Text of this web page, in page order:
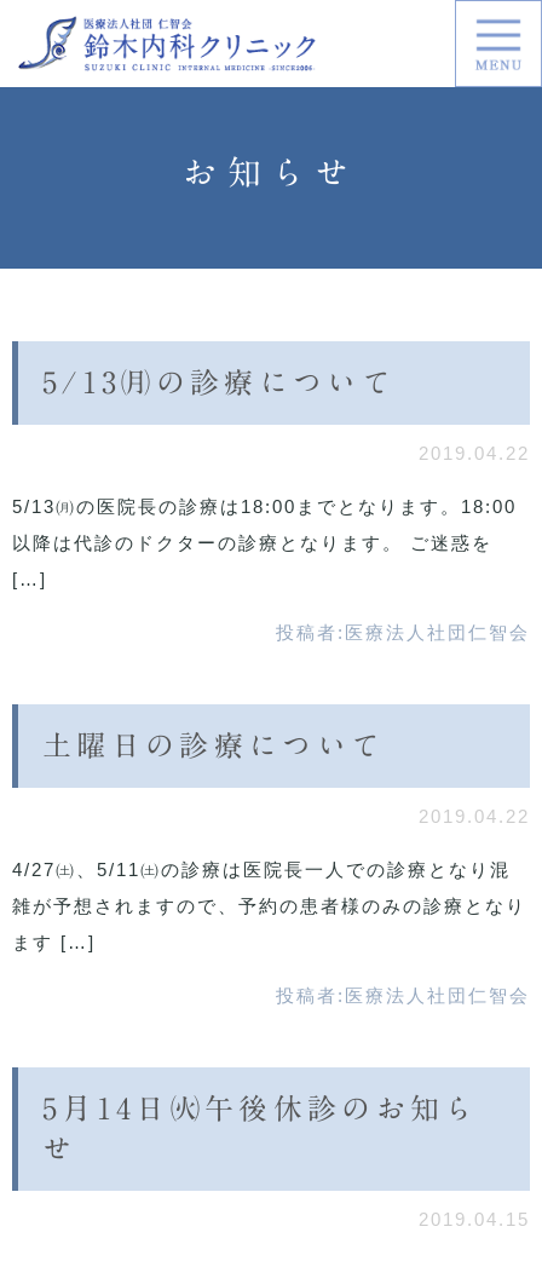
お知らせ
5/13㈪の診療について
2019.04.22
5/13㈪の医院長の診療は18:00までとなります。18:00
以降は代診のドクターの診療となります。 ご迷惑を
[…]
投稿者: 医療法人社団仁智会
土曜日の診療について
2019.04.22
4/27㈯、5/11㈯の診療は医院長一人での診療となり混
雑が予想されますので、予約の患者様のみの診療となり
ます […]
投稿者: 医療法人社団仁智会
5月14日㈫午後休診のお知ら
せ
2019.04.15